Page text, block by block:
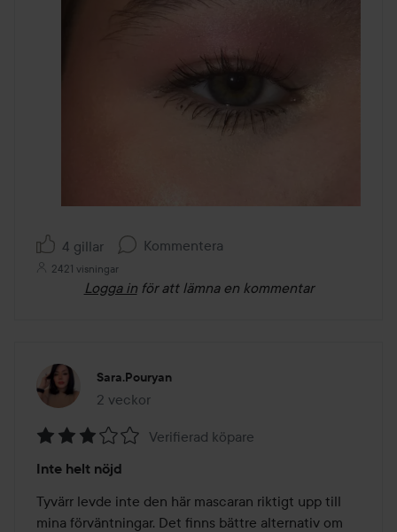
4 gillar Kommentera
2421 visningar
Logga in för att lämna en kommentar
Sara.pouryan
2 veckor
Inlägget skapades 2 veckor
3
av
5
Verifierad köpare
Inte helt nöjd
Tyvärr levde inte den här mascaran riktigt upp till
mina förväntningar. Det finns bättre alternativ om